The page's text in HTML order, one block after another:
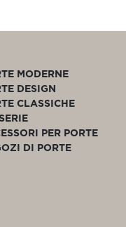
MODERNE
DESIGN
CLASSICHE
PER PORTE
DI PORTE